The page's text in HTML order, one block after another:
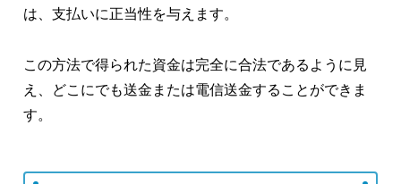
は、支払いに正当性を与えます。
この方法で得られた資金は完全に合法であるように見
え、どこにでも送金または電信送金することができま
す。